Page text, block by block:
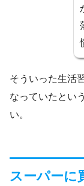
そういった生活
なっていたとい
い。
スーパーに